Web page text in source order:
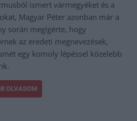
ismert vármegyéket és a
Magyar Péter azonban már a
során megígérte, hogy
az eredeti megnevezések,
egy komoly lépéssel közelebb
OLVASOM